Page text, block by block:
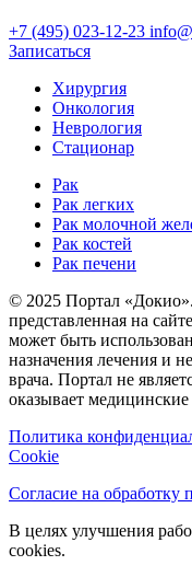
+7 (495) 023-12-23
Записаться
Хирургия
Онкология
Неврология
Стационар
Рак
Рак легких
Рак молочной
Рак костей
Рак печени
© 2025 Портал
представленная на
может быть
назначения лечения и
врача. Портал не
оказывает медицинские
Политика
Cookie
Согласие на обработку
В целях улучшения
cookies.